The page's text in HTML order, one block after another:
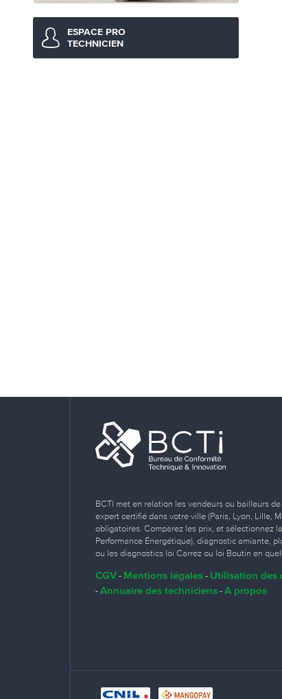
ESPACE PRO
TECHNICIEN
BCTI met en relation les vendeurs ou bailleurs
expert certifié dans votre ville (Paris, Lyon, Lille,
obligatoires. Comparez les prix, et sélectionnez
Performance Énergétique), diagnostic amiante,
ou les diagnostics loi Carrez ou loi Boutin en
CGV - Mentions légales - Utilisation des
- Annuaire des techniciens - A propos